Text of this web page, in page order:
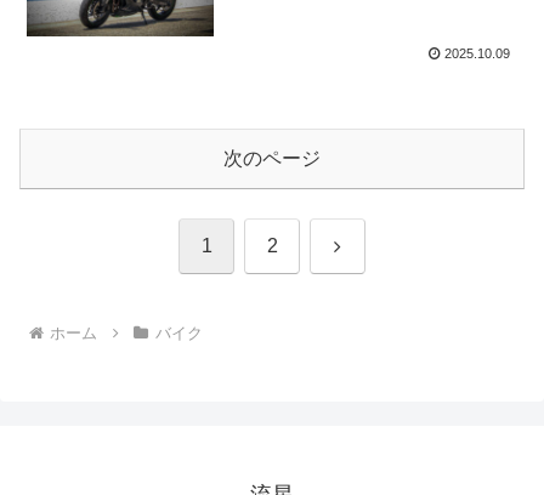
2025.10.09
次のページ
1 2 次
ホーム バイク